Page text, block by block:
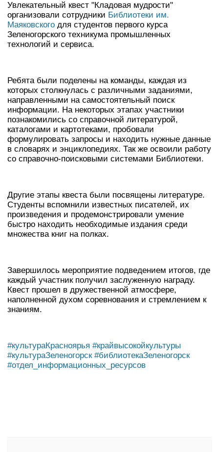
Увлекательный квест "Кладовая мудрости"
организовали сотрудники Библиотеки им.
Маяковского для студентов первого курса
Зеленогорского техникума промышленных
технологий и сервиса.
Ребята были поделены на команды, каждая из
которых столкнулась с различными заданиями,
направленными на самостоятельный поиск
информации. На некоторых этапах участники
познакомились со справочной литературой,
каталогами и картотеками, пробовали
формулировать запросы и находить нужные данные
в словарях и энциклопедиях. Так же освоили работу
со справочно-поисковыми системами Библиотеки.
Другие этапы квеста были посвящены литературе.
Студенты вспомнили известных писателей, их
произведения и продемонстрировали умение
быстро находить необходимые издания среди
множества книг на полках.
Завершилось мероприятие подведением итогов, где
каждый участник получил заслуженную награду.
Квест прошел в дружественной атмосфере,
наполненной духом соревнования и стремлением к
знаниям.
#культураКрасноярья #крайвысокойкультуры
#культураЗеленогорск #библиотекаЗеленогорск
#отдел_информационных_ресурсов